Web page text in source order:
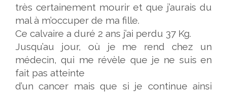
très certainement mourir et que j’aurais du
mal à m’occuper de ma fille.
Ce calvaire a duré 2 ans j’ai perdu 37 Kg.
Jusqu’au jour, où je me rend chez un
médecin, qui me révèle que je ne suis en
fait pas atteinte
d’un cancer mais que si je continue ainsi